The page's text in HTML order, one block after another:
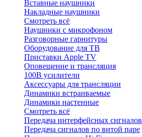
Вставные наушники
Накладные наушники
Смотреть всё
Наушники с микрофоном
Разговорные гарнитуры
Оборудование для ТВ
Приставки Apple TV
Оповещение и трансляция
100В усилители
Аксессуары для трансляции
Динамики встраиваемые
Динамики настенные
Смотреть всё
Передача интерфейсных сигналов
Передача сигналов по витой паре